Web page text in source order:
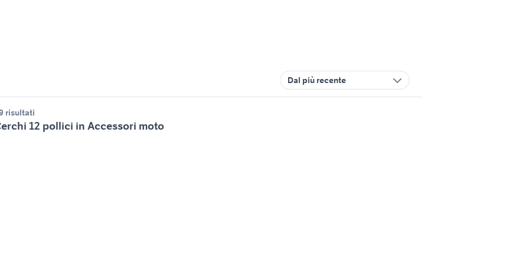
Dal più recente
risultati
12 pollici in Accessori moto